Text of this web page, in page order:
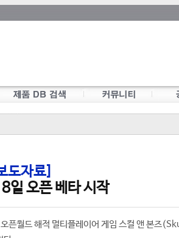
도자료]
일 오픈 베타 시작
월드 해적 멀티플레이어 게임 스컬 앤 본즈